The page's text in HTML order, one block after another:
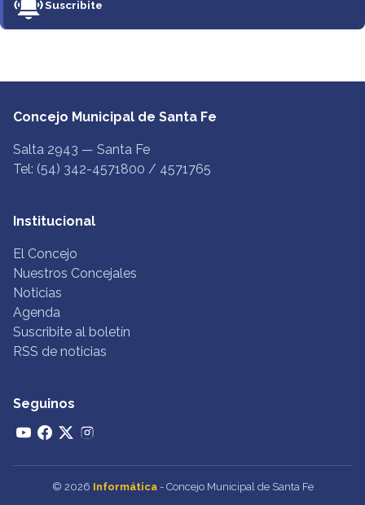
Suscribite
Concejo Municipal de Santa Fe
Salta 2943 — Santa Fe
Tel: (54) 342-4571800 / 4571765
Institucional
El Concejo
Nuestros Concejales
Noticias
Agenda
Suscribite al boletín
RSS de noticias
Seguinos
© 2026 Informática- Concejo Municipal de Santa Fe